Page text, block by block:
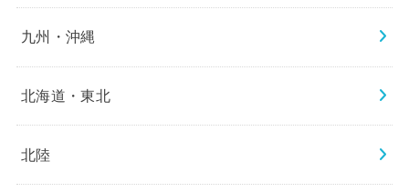
九州・沖縄
北海道・東北
北陸